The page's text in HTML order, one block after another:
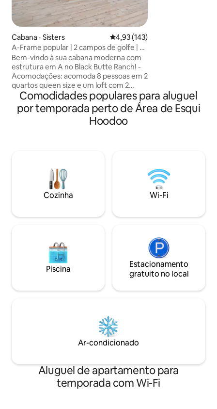
Cabana ⋅ Sisters 4,93 de uma avaliação média de
4,93 (143)
A-Frame popular | 2 campos de golfe | 5
piscinas
Bem-vindo à sua cabana moderna com
estrutura em A no Black Butte Ranch! -
Acomodações: acomoda 8 pessoas em 2
quartos queen size e um loft com 2
camas de solteiro, e um andar de baixo -
Comodidades: relaxe na área de estar
com uma TV Roku; a cozinha do chef
facilita a preparação das refeições e o
pickleball, passeios a cavalo e
caminhadas - Diversão de inverno: 20
minutos de carro até o HooDoo Ski
estação de esqui
Lodge. Relaxe,
Comodidades populares para aluguel
por temporada perto de Área de Esqui
Hoodoo
Cozinha Wi-Fi
Piscina
Estacionamento
gratuito no local
Ar-condicionado
Aluguel de apartamento para
temporada com Wi-Fi